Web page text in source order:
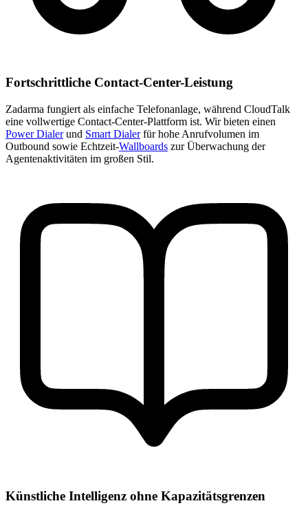
Fortschrittliche Contact-Center-Leistung
Zadarma fungiert als einfache Telefonanlage, während CloudTalk
eine vollwertige Contact-Center-Plattform ist. Wir bieten einen
Power Dialerund Smart Dialerfür hohe Anrufvolumen im
Outbound sowie Echtzeit-Wallboards zur Überwachung der
Agentenaktivitäten im großen Stil.
Künstliche Intelligenz ohne Kapazitätsgrenzen